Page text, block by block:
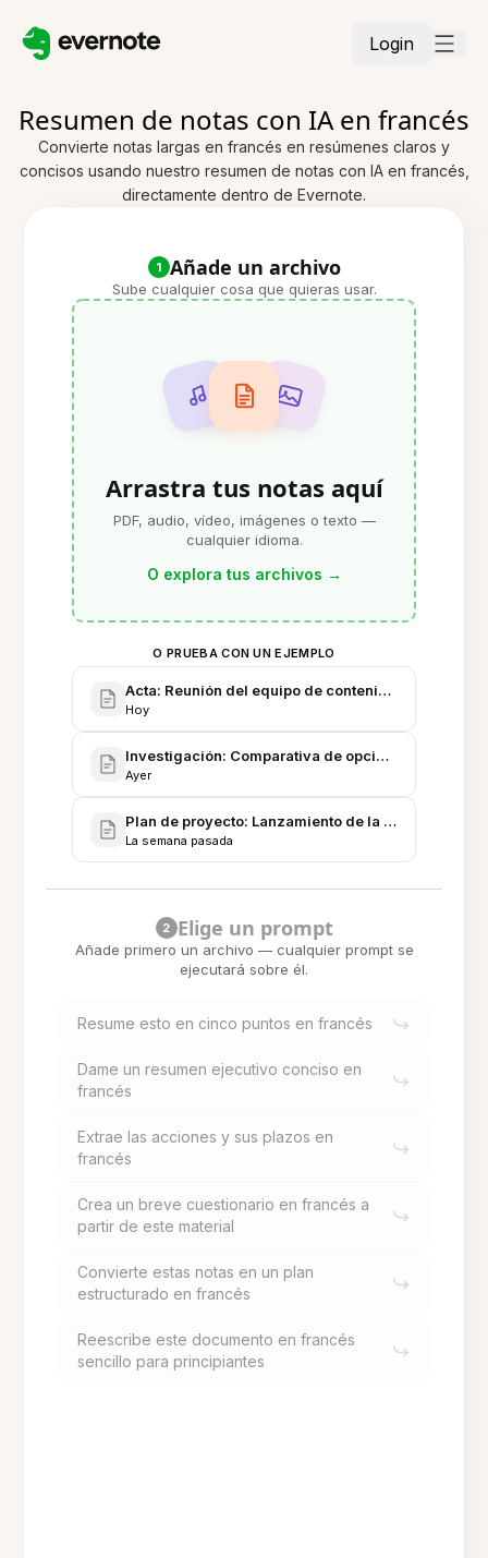
Login
Resumen de notas con IA en francés
Convierte notas largas en francés en resúmenes claros y
concisos usando nuestro resumen de notas con IA en francés,
directamente dentro de Evernote.
1 Añade un archivo
Sube cualquier cosa que quieras usar.
Arrastra tus notas aquí
PDF, audio, vídeo, imágenes o texto —
cualquier idioma.
O explora tus archivos →
O PRUEBA CON UN EJEMPLO
Acta: Reunión del equipo de contenido Q3 (FR)
Hoy
Investigación: Comparativa de opciones de
Ayer
Plan de proyecto: Lanzamiento de la formación
La semana pasada
2 Elige un prompt
Añade primero un archivo — cualquier prompt se
ejecutará sobre él.
Resume esto en cinco puntos en francés
Dame un resumen ejecutivo conciso en
francés
Extrae las acciones y sus plazos en
francés
Crea un breve cuestionario en francés a
partir de este material
Convierte estas notas en un plan
estructurado en francés
Reescribe este documento en francés
sencillo para principiantes